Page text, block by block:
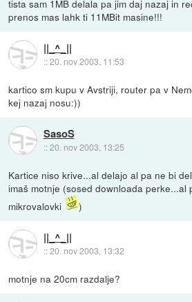
tista sam 1MB delala pa jim daj nazaj in
prenos mas lahk ti 11MBit masine!!!
||_^_||
::20. nov 2003, 11:53
kartico sm kupu v Avstriji, router pa v
kej nazaj nosu:))
SasoS
::20. nov 2003, 13:25
Kartice niso krive...al delajo al pa ne bi
imaš motnje (sosed downloada perke...al
mikrovalovki
)
||_^_||
::20. nov 2003, 13:32
motnje na 20cm razdalje?